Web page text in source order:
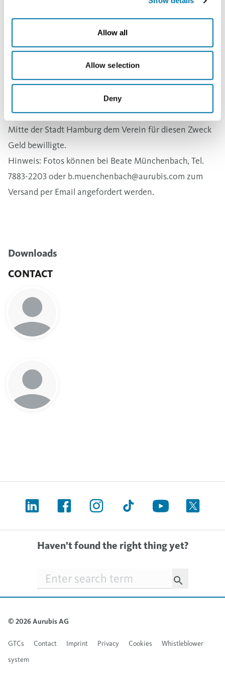
Allow all
Allow selection
Deny
Der Verein hat sich einen besonderen Ruf erworben,
weil Sedat Cukadar und sein Bruder Selcuk Cukadar,
Koch im Restaurant der Ballinstadt, zweimal in der
Woche nach dem Training allen Spielern eine warme
Mahlzeit anbieten. Hintergrund dafür ist die
Erkenntnis, dass nicht alle Kinder am Tag ausreichend
gegessen haben. Diese Mahlzeiten finanzierte Sedat
Cukadar zunächst selbst, bis Ende 2013 das Bezirksamt
Mitte der Stadt Hamburg dem Verein für diesen Zweck
Geld bewilligte.
Hinweis: Fotos können bei Beate Münchenbach, Tel.
7883-2203 oder b.muenchenbach@aurubis.com zum
Versand per Email angefordert werden.
Downloads
CONTACT
Haven’t found the right thing yet?
Searchfield
© 2026 Aurubis AG
GTCs Contact Imprint Privacy Cookies
Whistleblower
system